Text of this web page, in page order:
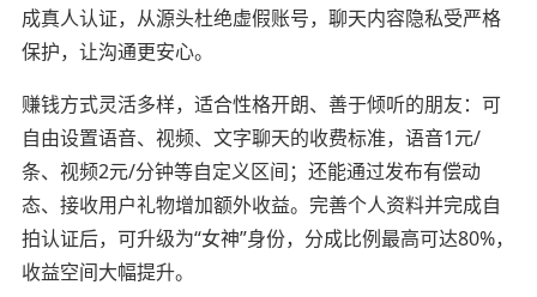
成真人认证，从源头杜绝虚假账号，聊天内容隐私受严格
保护，让沟通更安心。
赚钱方式灵活多样，适合性格开朗、善于倾听的朋友：可
自由设置语音、视频、文字聊天的收费标准，语音1元/
条、视频2元/分钟等自定义区间；还能通过发布有偿动
态、接收用户礼物增加额外收益。完善个人资料并完成自
拍认证后，可升级为“女神”身份，分成比例最高可达80%，
收益空间大幅提升。